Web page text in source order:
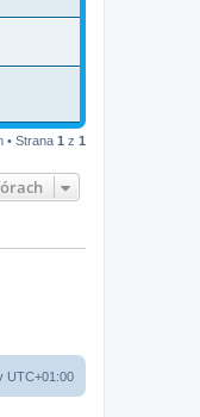
• Strana 1 z 1
UTC+01:00